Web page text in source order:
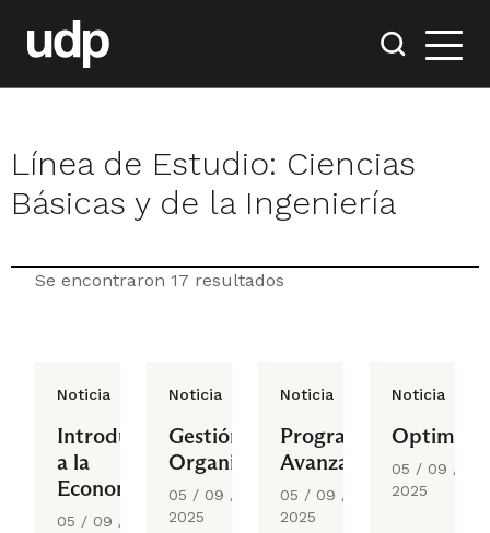
Línea de Estudio: Ciencias
Básicas y de la Ingeniería
Se encontraron 17 resultados
Noticia
Introducción
a la
Economía
05 / 09 /
Noticia
Gestión
Organizacional
05 / 09 /
2025
Noticia
Programación
Avanzada
05 / 09 /
2025
Noticia
05 / 09 /
2025